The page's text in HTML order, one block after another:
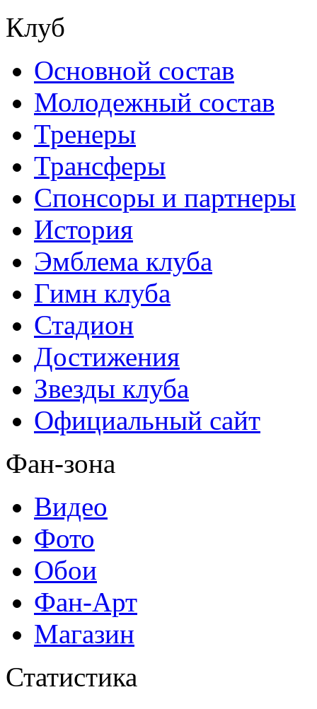
Клуб
Основной состав
Молодежный состав
Тренеры
Трансферы
Спонсоры и партнеры
История
Эмблема клуба
Гимн клуба
Стадион
Достижения
Звезды клуба
Официальный сайт
Фан-зона
Видео
Фото
Обои
Фан-Арт
Магазин
Статистика